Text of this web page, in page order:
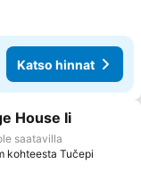
Katso hinnat
House Ii
saatavilla
kohteesta Tučepi